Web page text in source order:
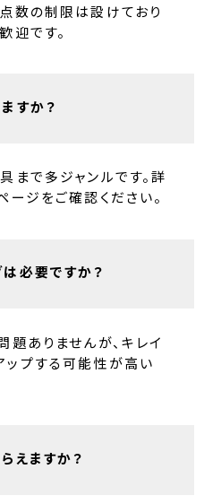
数の制限は設けており
迎です。
すか？
まで多ジャンルです。詳
ージをご確認ください。
必要ですか？
題ありませんが、キレイ
プする可能性が高い
えますか？